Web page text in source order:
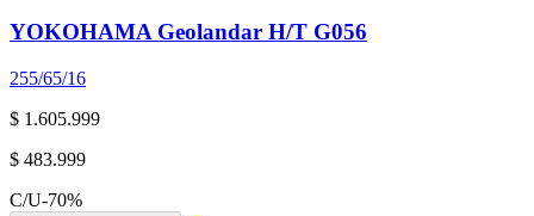
YOKOHAMA Geolandar H/T G056
255/65/16
$ 1.605.999
$ 483.999
C/U-70%